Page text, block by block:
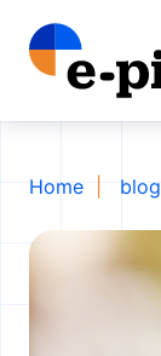
Home blog